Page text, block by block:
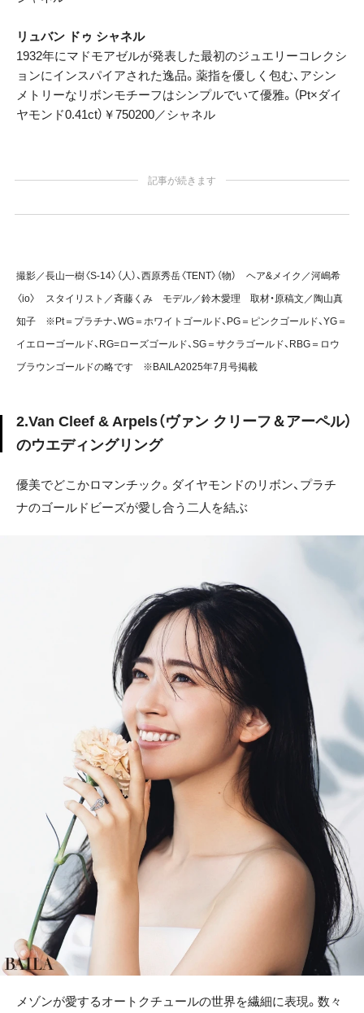
リュバン ドゥ シャネル
1932年にマドモアゼルが発表した最初のジュエリーコレクシ
ョンにインスパイアされた逸品。薬指を優しく包む、アシン
メトリーなリボンモチーフはシンプルでいて優雅。（Pt×ダイ
ヤモンド0.41ct）￥750200／シャネル
記事が続きます
撮影／長山一樹〈S-14〉（人）、西原秀岳〈TENT〉（物） ヘア&メイク／河嶋希
〈io〉 スタイリスト／斉藤くみ モデル／鈴木愛理 取材・原稿文／陶山真
知子 ※Pt＝プラチナ、WG＝ホワイトゴールド、PG＝ピンクゴールド、YG＝
イエローゴールド、RG=ローズゴールド、SG＝サクラゴールド、RBG＝ロウ
ブラウンゴールドの略です ※BAILA2025年7月号掲載
2.Van Cleef & Arpels（ヴァン クリーフ＆アーペル）
のウエディングリング
優美でどこかロマンチック。ダイヤモンドのリボン、プラチ
ナのゴールドビーズが愛し合う二人を結ぶ
メゾンが愛するオートクチュールの世界を繊細に表現。数々